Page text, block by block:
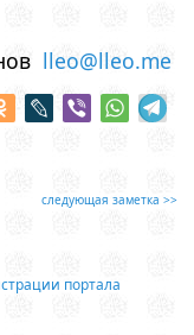
lleo@lleo.me
следующая заметка >>
портала